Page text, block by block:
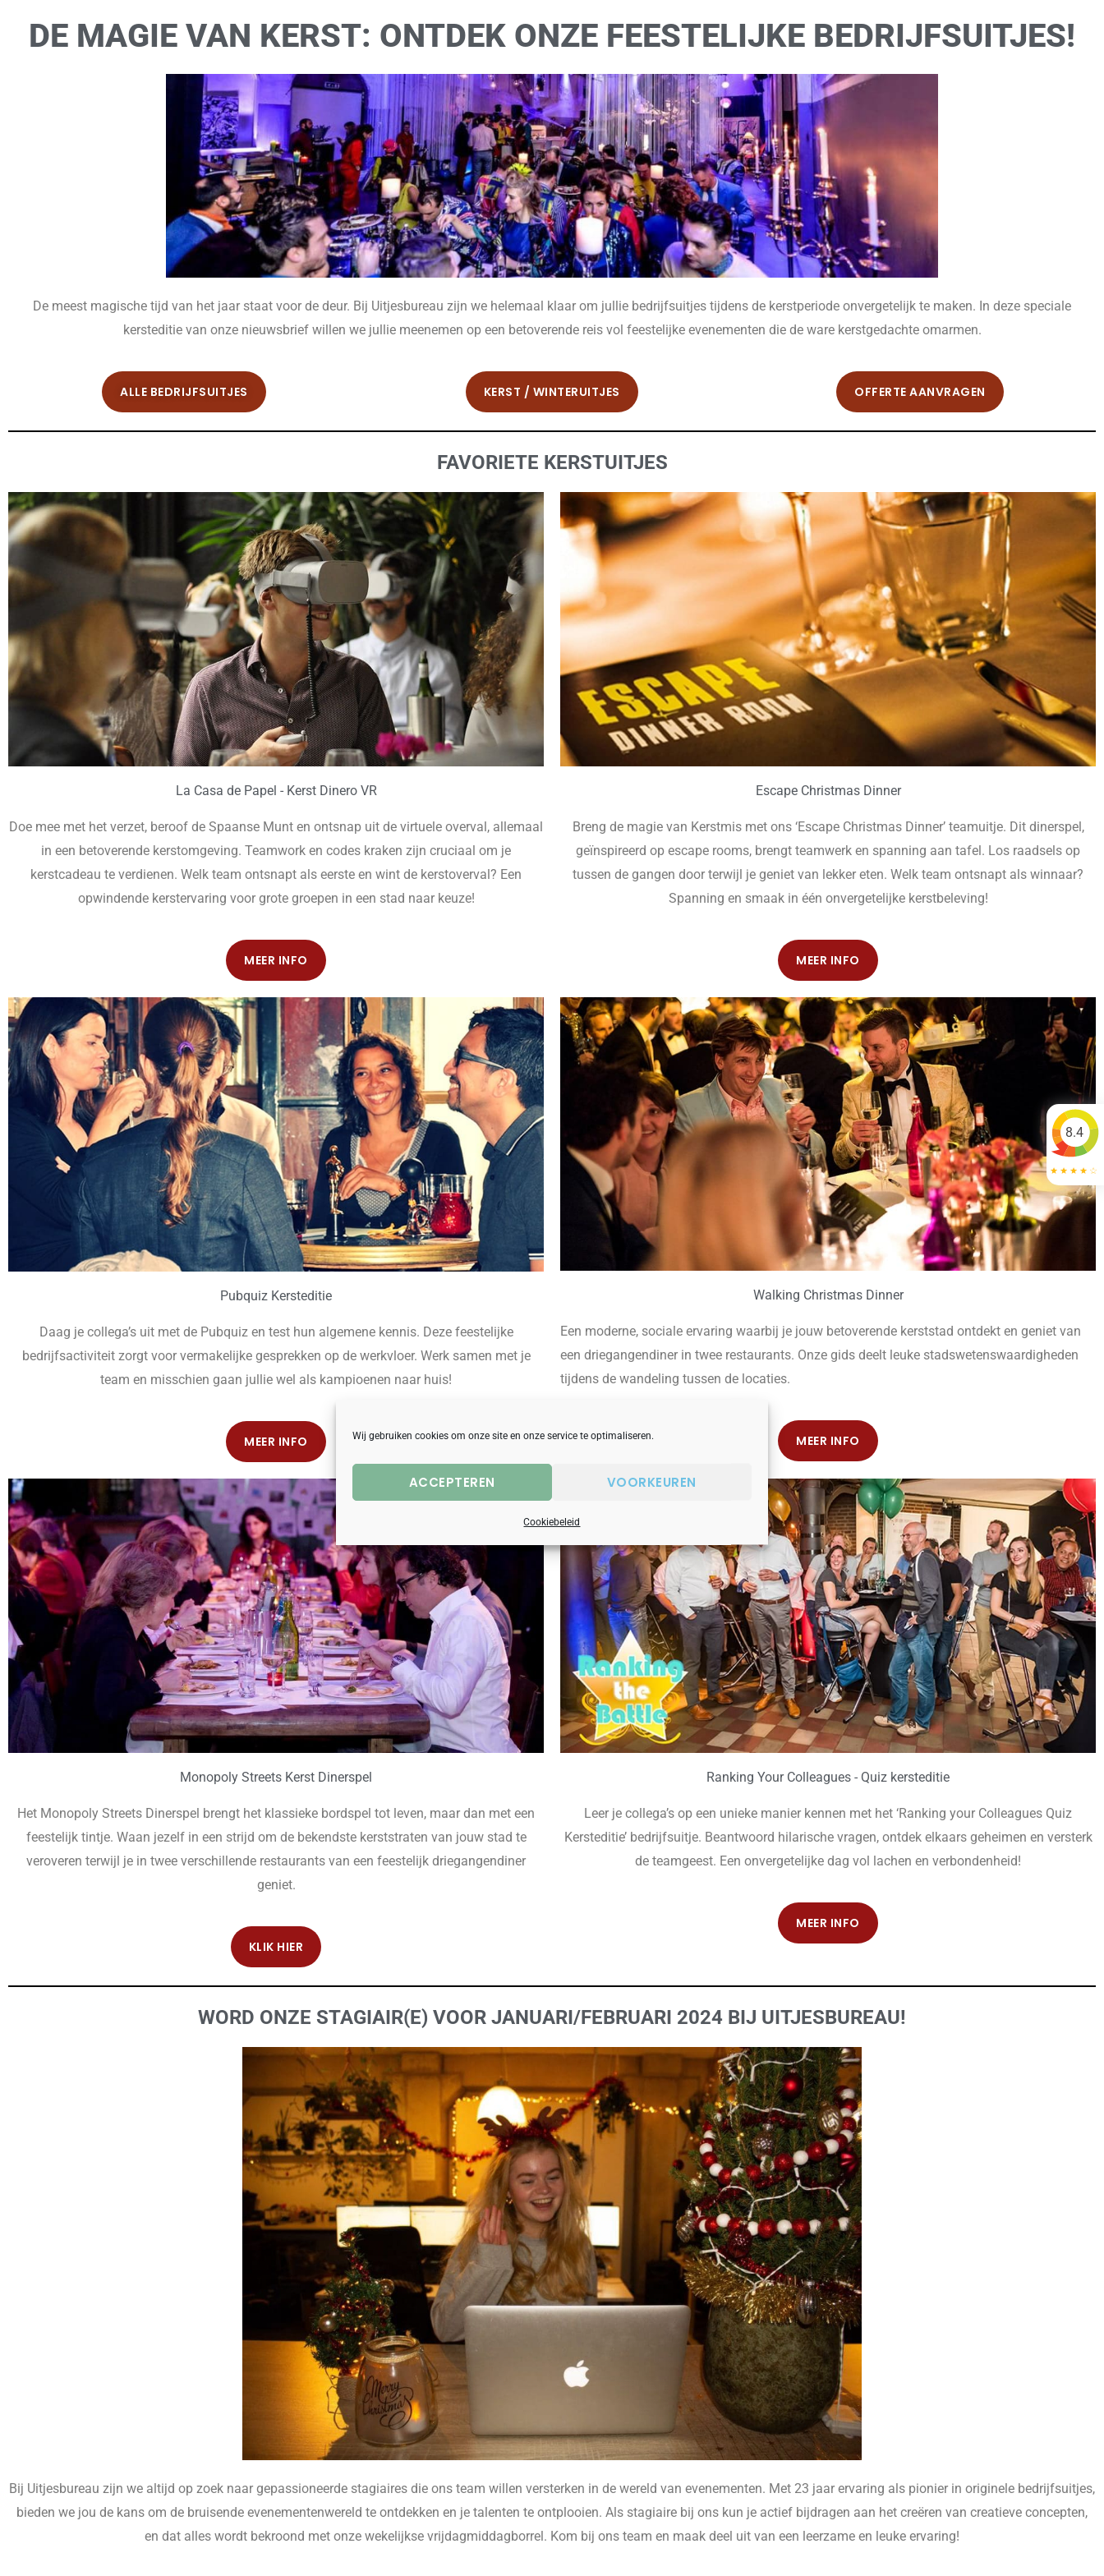
Wij gebruiken cookies om onze site en onze service te optimaliseren.
ACCEPTEREN VOORKEUREN
Cookiebeleid
DE MAGIE VAN KERST: ONTDEK ONZE FEESTELIJKE BEDRIJFSUITJES!
De meest magische tijd van het jaar staat voor de deur. Bij Uitjesbureau zijn we helemaal klaar om jullie bedrijfsuitjes tijdens de kerstperiode onvergetelijk te maken. In deze speciale
kersteditie van onze nieuwsbrief willen we jullie meenemen op een betoverende reis vol feestelijke evenementen die de ware kerstgedachte omarmen.
ALLE BEDRIJFSUITJES KERST / WINTERUITJES OFFERTE AANVRAGEN
FAVORIETE KERSTUITJES
La Casa de Papel - Kerst Dinero VR
Doe mee met het verzet, beroof de Spaanse Munt en ontsnap uit de virtuele overval, allemaal
in een betoverende kerstomgeving. Teamwork en codes kraken zijn cruciaal om je
kerstcadeau te verdienen. Welk team ontsnapt als eerste en wint de kerstoverval? Een
opwindende kerstervaring voor grote groepen in een stad naar keuze!
MEER INFO
Escape Christmas Dinner
Breng de magie van Kerstmis met ons ‘Escape Christmas Dinner’ teamuitje. Dit dinerspel,
geïnspireerd op escape rooms, brengt teamwerk en spanning aan tafel. Los raadsels op
tussen de gangen door terwijl je geniet van lekker eten. Welk team ontsnapt als winnaar?
Spanning en smaak in één onvergetelijke kerstbeleving!
MEER INFO
Pubquiz Kersteditie
Daag je collega’s uit met de Pubquiz en test hun algemene kennis. Deze feestelijke
bedrijfsactiviteit zorgt voor vermakelijke gesprekken op de werkvloer. Werk samen met je
team en misschien gaan jullie wel als kampioenen naar huis!
MEER INFO
Walking Christmas Dinner
Een moderne, sociale ervaring waarbij je jouw betoverende kerststad ontdekt en geniet van
een driegangendiner in twee restaurants. Onze gids deelt leuke stadswetenswaardigheden
tijdens de wandeling tussen de locaties.
MEER INFO
Monopoly Streets Kerst Dinerspel
Het Monopoly Streets Dinerspel brengt het klassieke bordspel tot leven, maar dan met een
feestelijk tintje. Waan jezelf in een strijd om de bekendste kerststraten van jouw stad te
veroveren terwijl je in twee verschillende restaurants van een feestelijk driegangendiner
geniet.
KLIK HIER
Ranking Your Colleagues - Quiz kersteditie
Leer je collega’s op een unieke manier kennen met het ‘Ranking your Colleagues Quiz
Kersteditie’ bedrijfsuitje. Beantwoord hilarische vragen, ontdek elkaars geheimen en versterk
de teamgeest. Een onvergetelijke dag vol lachen en verbondenheid!
MEER INFO
WORD ONZE STAGIAIR(E) VOOR JANUARI/FEBRUARI 2024 BIJ UITJESBUREAU!
Bij Uitjesbureau zijn we altijd op zoek naar gepassioneerde stagiaires die ons team willen versterken in de wereld van evenementen. Met 23 jaar ervaring als pionier in originele bedrijfsuitjes,
bieden we jou de kans om de bruisende evenementenwereld te ontdekken en je talenten te ontplooien. Als stagiaire bij ons kun je actief bijdragen aan het creëren van creatieve concepten,
en dat alles wordt bekroond met onze wekelijkse vrijdagmiddagborrel. Kom bij ons team en maak deel uit van een leerzame en leuke ervaring!
8.4